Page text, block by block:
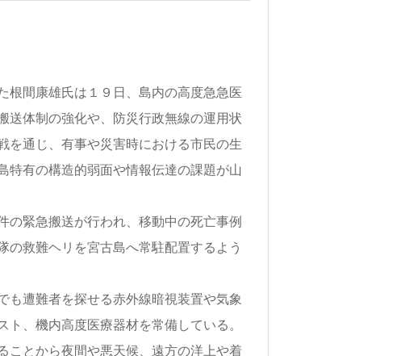
間康雄氏は１９日、島内の高度急急医
送体制の強化や、防災行政無線の運用状
を通じ、有事や災害時における市民の生
特有の構造的弱面や情報伝達の課題が山
緊急搬送が行われ、移動中の死亡事例
の救難ヘリを宮古島へ常駐配置するよう
遭難者を探せる赤外線暗視装置や気象
、機内高度医療器材を常備している。
ことから夜間や悪天候、遠方の洋上や着